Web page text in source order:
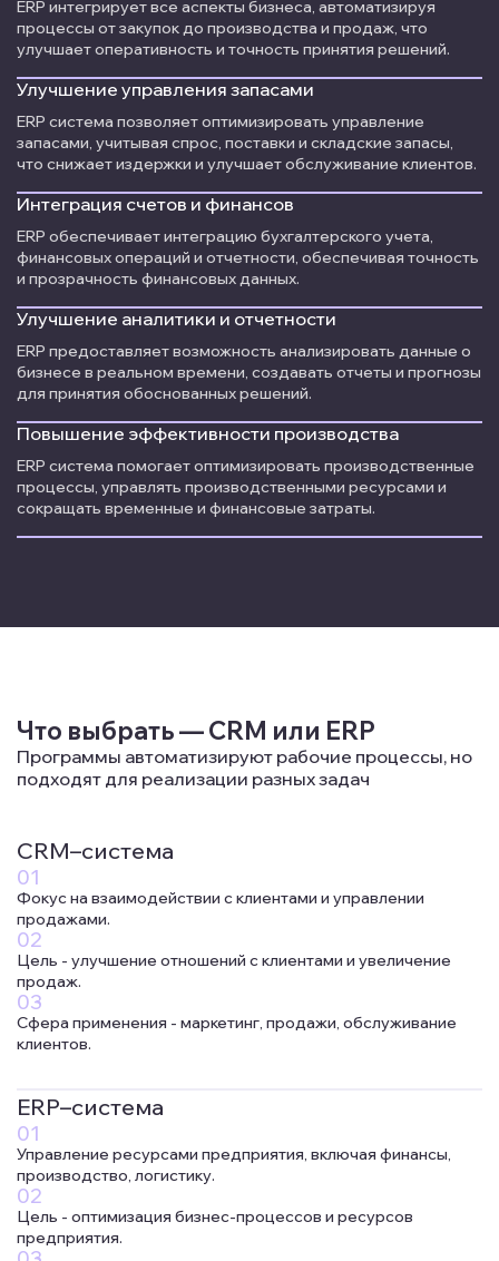
ERP интегрирует все аспекты бизнеса, автоматизируя
процессы от закупок до производства и продаж, что
улучшает оперативность и точность принятия решений.
Улучшение управления запасами
ERP система позволяет оптимизировать управление
запасами, учитывая спрос, поставки и складские запасы,
что снижает издержки и улучшает обслуживание клиентов.
Интеграция счетов и финансов
ERP обеспечивает интеграцию бухгалтерского учета,
финансовых операций и отчетности, обеспечивая точность
и прозрачность финансовых данных.
Улучшение аналитики и отчетности
ERP предоставляет возможность анализировать данные о
бизнесе в реальном времени, создавать отчеты и прогнозы
для принятия обоснованных решений.
Повышение эффективности производства
ERP система помогает оптимизировать производственные
процессы, управлять производственными ресурсами и
сокращать временные и финансовые затраты.
Что выбрать — CRM или ERP
Программы автоматизируют рабочие процессы, но
подходят для реализации разных задач
CRM–система
Фокус на взаимодействии с клиентами и управлении
продажами.
Цель - улучшение отношений с клиентами и увеличение
продаж.
Сфера применения - маркетинг, продажи, обслуживание
клиентов.
ERP–система
Управление ресурсами предприятия, включая финансы,
производство, логистику.
Цель - оптимизация бизнес-процессов и ресурсов
предприятия.